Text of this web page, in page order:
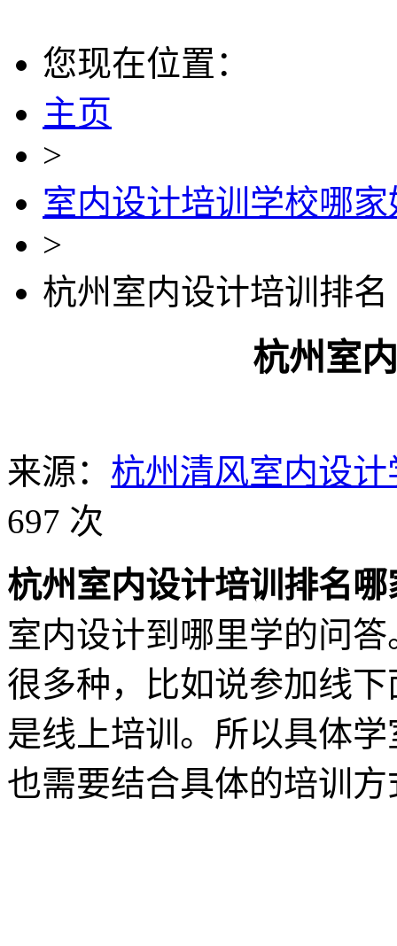
您现在位置：
主页
>
室内设计培训学校哪家
>
杭州室内设计培训排名
杭州室
来源： 杭州清风室内设计
697 次
杭州室内设计培训排名哪
室内设计到哪里学的问
很多种，比如说参加线
是线上培训。所以具体
也需要结合具体的培训